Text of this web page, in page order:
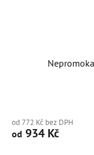
od 772 Kč bez DPH
od 934 Kč